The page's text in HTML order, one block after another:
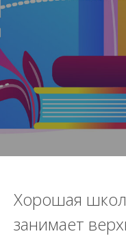
Хорошая
занимает